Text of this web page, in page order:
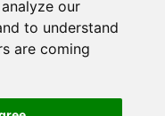
our
to understand
are coming
DI IT15015641002